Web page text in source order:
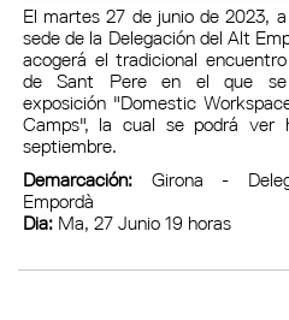
El martes 27 de junio de 2023,
sede de la Delegación del Alt
acogerá el tradicional
de Sant Pere en el que se
exposición "Domestic
Camps", la cual se podrá ver
septiembre.
Demarcación: Girona -
Empordà
Dia: Ma, 27 Junio 19 horas